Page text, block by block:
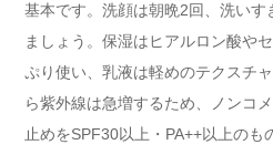
基本です。洗顔は朝晩2回、洗い
ましょう。保湿はヒアルロン酸や
ぷり使い、乳液は軽めのテクスチ
ら紫外線は急増するため、ノンコ
止めをSPF30以上・PA++以上のも